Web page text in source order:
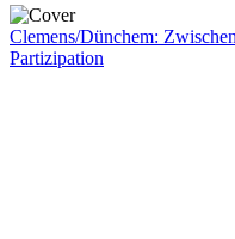
Clemens/Dünchem:
Partizipation